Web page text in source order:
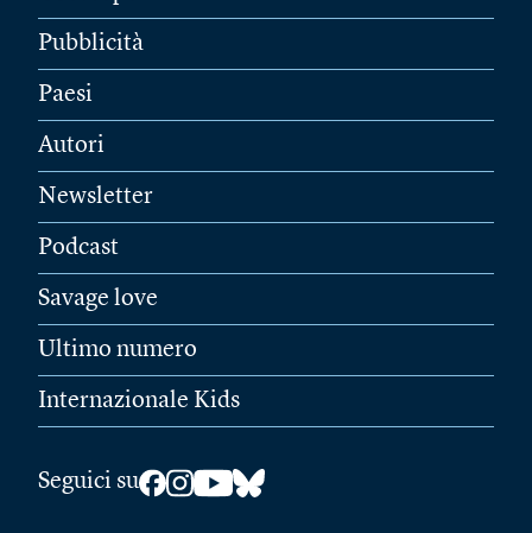
Pubblicità
Paesi
Autori
Newsletter
Podcast
Savage love
Ultimo numero
Internazionale Kids
Seguici su